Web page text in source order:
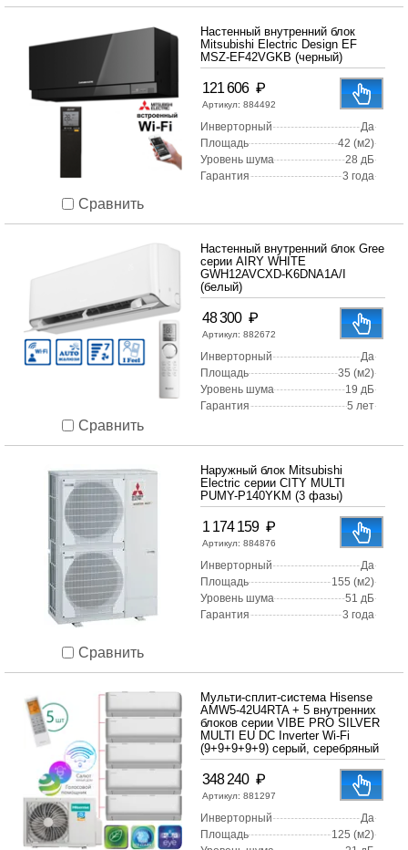
Сравнить
Настенный внутренний блок
Mitsubishi Electric Design EF
MSZ-EF42VGKB (черный)
121 606 ₽
Артикул: 884492
Инверторный
Да
Площадь
42 (м2)
Уровень шума
28 дБ
Гарантия
3 года
Сравнить
Настенный внутренний блок Gree
серии AIRY WHITE
GWH12AVCXD-K6DNA1A/I
(белый)
48 300 ₽
Артикул: 882672
Инверторный
Да
Площадь
35 (м2)
Уровень шума
19 дБ
Гарантия
5 лет
Сравнить
Наружный блок Mitsubishi
Electric серии CITY MULTI
PUMY-P140YKM (3 фазы)
1 174 159 ₽
Артикул: 884876
Инверторный
Да
Площадь
155 (м2)
Уровень шума
51 дБ
Гарантия
3 года
Мульти-сплит-система Hisense
AMW5-42U4RTA + 5 внутренних
блоков серии VIBE PRO SILVER
MULTI EU DC Inverter Wi-Fi
(9+9+9+9+9) серый, серебряный
348 240 ₽
Артикул: 881297
Инверторный
Да
Площадь
125 (м2)